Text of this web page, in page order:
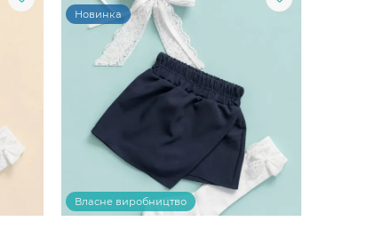
Новинка
Власне виробництво